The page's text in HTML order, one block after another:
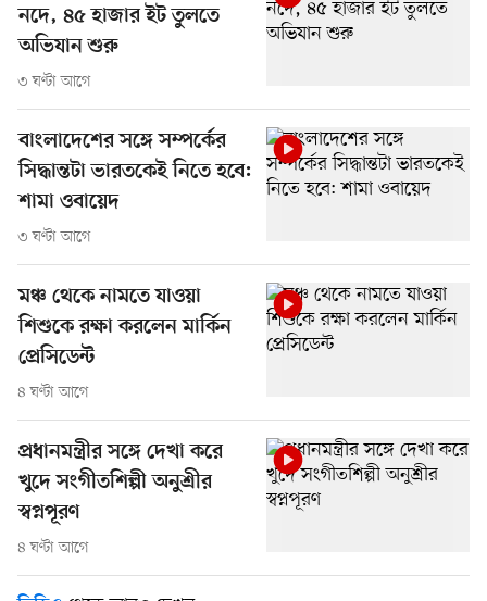
নদে, ৪৫ হাজার ইট তুলতে
অভিযান শুরু
৩ ঘণ্টা আগে
বাংলাদেশের সঙ্গে সম্পর্কের
সিদ্ধান্তটা ভারতকেই নিতে হবে:
শামা ওবায়েদ
৩ ঘণ্টা আগে
মঞ্চ থেকে নামতে যাওয়া
শিশুকে রক্ষা করলেন মার্কিন
প্রেসিডেন্ট
৪ ঘণ্টা আগে
প্রধানমন্ত্রীর সঙ্গে দেখা করে
খুদে সংগীতশিল্পী অনুশ্রীর
স্বপ্নপূরণ
৪ ঘণ্টা আগে